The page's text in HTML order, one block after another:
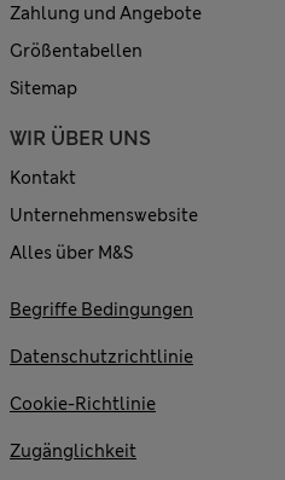
Zahlung und Angebote
Größentabellen
Sitemap
WIR ÜBER UNS
Kontakt
Unternehmenswebsite
Alles über M&S
Begriffe Bedingungen
Datenschutzrichtlinie
Cookie-Richtlinie
Zugänglichkeit